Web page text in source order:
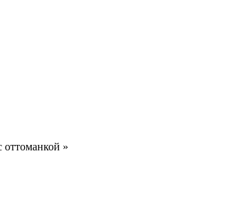
оттоманкой »